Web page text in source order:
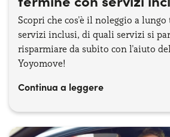
Scopri che cos'è il noleggio a
servizi inclusi, di quali servizi si
risparmiare da subito con l'aiuto
Yoyomove!
Continua a leggere